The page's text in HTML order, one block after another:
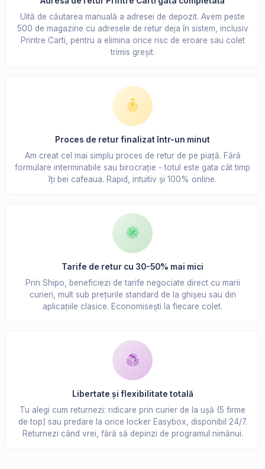
Uită de căutarea manuală a adresei de depozit. Avem peste
500 de magazine cu adresele de retur deja în sistem, inclusiv
Printre Carti, pentru a elimina orice risc de eroare sau colet
trimis greșit.
Proces de retur finalizat într-un minut
Am creat cel mai simplu proces de retur de pe piață. Fără
formulare interminabile sau birocrație - totul este gata cât timp
îți bei cafeaua. Rapid, intuitiv și 100% online.
Tarife de retur cu 30-50% mai mici
Prin Shipo, beneficiezi de tarife negociate direct cu marii
curieri, mult sub prețurile standard de la ghișeu sau din
aplicațiile clasice. Economisești la fiecare colet.
Libertate și flexibilitate totală
Tu alegi cum returnezi: ridicare prin curier de la ușă (5 firme
de top) sau predare la orice locker Easybox, disponibil 24/7.
Returnezi când vrei, fără să depinzi de programul nimănui.